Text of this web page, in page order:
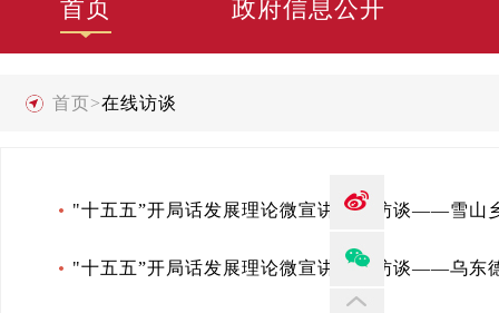
首页 政府信息公开
首页>在线访谈
"十五五”开局话发展理论微宣讲互动访谈——雪山
"十五五”开局话发展理论微宣讲互动访谈——乌东